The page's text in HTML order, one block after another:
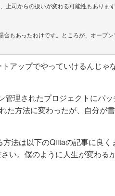
上司からの扱いが変わる可能性もありま
もあったわけです。ところが、オープ
アップでやっていけるんじゃ
理されたプロジェクトにパッ
た方法に変わったが、自分が
法は以下のQiitaの記事に良く
い。僕のように人生が変わる